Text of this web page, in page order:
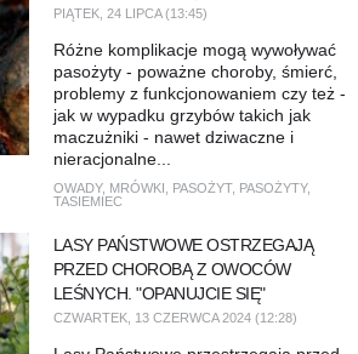
PIĄTEK, 24 LIPCA (13:45)
Różne komplikacje mogą wywoływać
pasożyty - poważne choroby, śmierć,
problemy z funkcjonowaniem czy też -
jak w wypadku grzybów takich jak
maczużniki - nawet dziwaczne i
nieracjonalne...
OWADY, MRÓWKI PASOŻYT, PASOŻYTY,
TASIEMIEC
LASY PAŃSTWOWE OSTRZEGAJĄ
PRZED CHOROBĄ Z OWOCÓW
LEŚNYCH. "OPANUJCIE SIĘ"
CZWARTEK, 13 CZERWCA 2024 (12:28)